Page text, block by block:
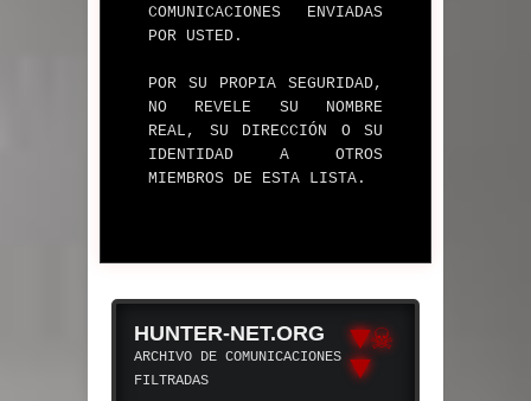
COMUNICACIONES ENVIADAS
POR USTED.
POR SU PROPIA SEGURIDAD,
NO REVELE SU NOMBRE
REAL, SU DIRECCIÓN O SU
IDENTIDAD A OTROS
MIEMBROS DE ESTA LISTA.
HUNTER-NET.ORG
ARCHIVO DE COMUNICACIONES
FILTRADAS
▼☠
▼